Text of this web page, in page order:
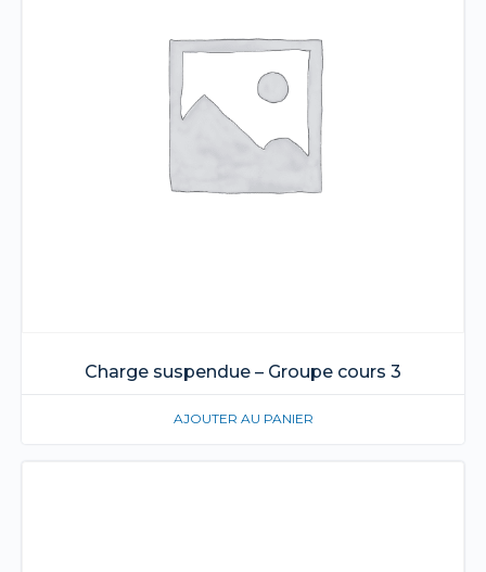
Charge suspendue – Groupe cours 3
AJOUTER AU PANIER